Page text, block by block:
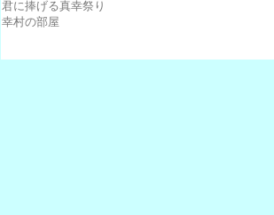
君に捧げる真幸祭り
幸村の部屋